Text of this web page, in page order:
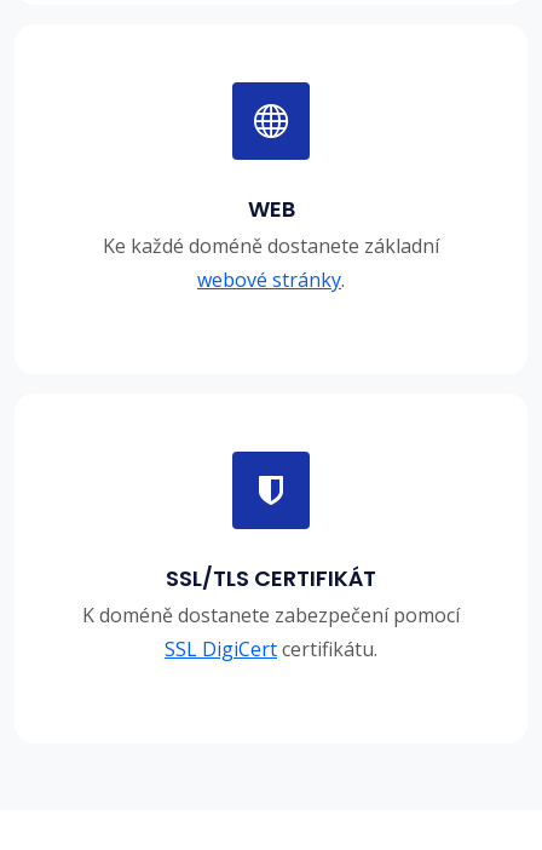
WEB
Ke každé doméně dostanete základní
webové stránky.
SSL/TLS CERTIFIKÁT
K doméně dostanete zabezpečení pomocí
SSL DigiCertcertifikátu.